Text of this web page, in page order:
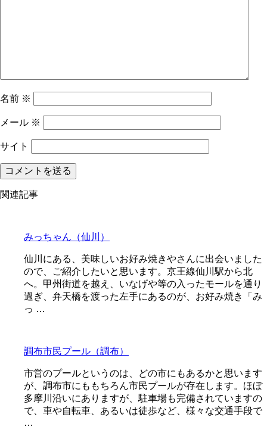
名前 ※
メール ※
サイト
関連記事
みっちゃん（仙川）
仙川にある、美味しいお好み焼きやさんに出会いました
ので、ご紹介したいと思います。京王線仙川駅から北
へ。甲州街道を越え、いなげや等の入ったモールを通り
過ぎ、弁天橋を渡った左手にあるのが、お好み焼き「み
っ …
調布市民プール（調布）
市営のプールというのは、どの市にもあるかと思います
が、調布市にももちろん市民プールが存在します。ほぼ
多摩川沿いにありますが、駐車場も完備されていますの
で、車や自転車、あるいは徒歩など、様々な交通手段で
…